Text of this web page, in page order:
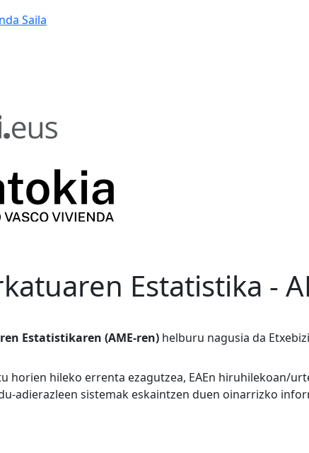
Saila
Estatistika -
Estatistikaren (AME-ren) helburu nagusia da
horien hileko errenta ezagutzea, EAEn hiruhilekoan/
adierazleen sistemak eskaintzen duen oinarrizko